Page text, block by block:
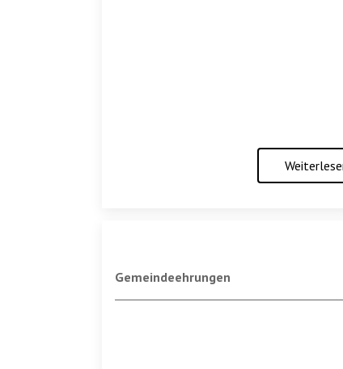
Gemeindeehrungen